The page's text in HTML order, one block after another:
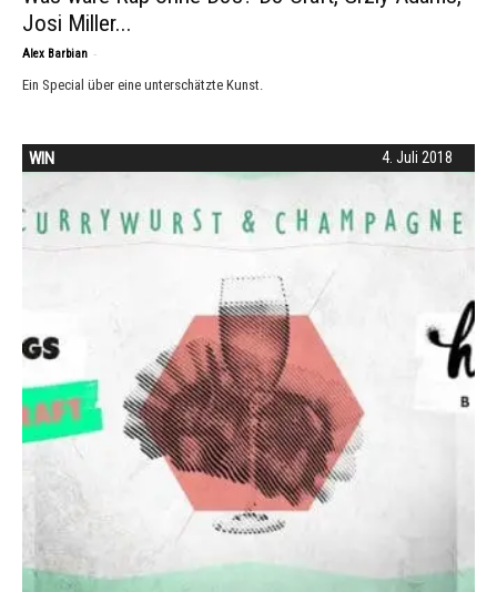
Josi Miller...
Alex Barbian -
Ein Special über eine unterschätzte Kunst.
4. Juli 2018
WIN